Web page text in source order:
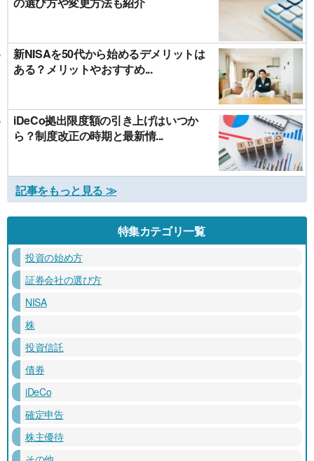
新NISAを50代から始めるデメリットは
ある？メリットやおすすめ...
iDeCo拠出限度額の引き上げはいつか
ら？制度改正の時期と最新情...
記事をもっと見る ≫
特集カテゴリ一覧
投資の始め方
証券会社の選び方
NISA
株
投資信託
債券
iDeCo
確定申告
株主優待